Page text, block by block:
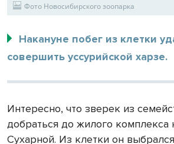
Фото Новосибирского зоопарка
Накануне побег из клетки
совершить уссурийской харзе.
Интересно, что зверек из
добраться до жилого комплекса
Сухарной. Из клетки он